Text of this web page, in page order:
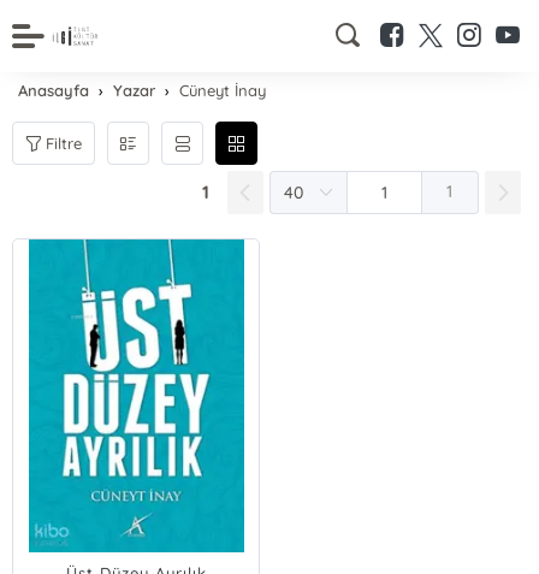
Anasayfa Yazar Cüneyt İnay
Filtre
1 1